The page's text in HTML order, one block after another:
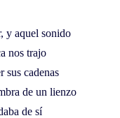
y aquel sonido
nos trajo
sus cadenas
de un lienzo
de sí